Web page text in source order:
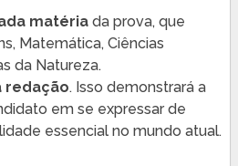
matériada prova, que
Matemática, Ciências
da Natureza.
redação. Isso demonstrará a
em se expressar de
essencial no mundo atual.